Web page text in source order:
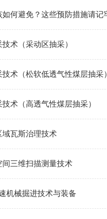
何避免？这些预防措施请记
术（采动区抽采）
术（松软低透气性煤层抽采
术（高透气性煤层抽采）
瓦斯治理技术
三维扫描测量技术
机械掘进技术与装备